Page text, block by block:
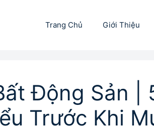
Trang Chủ Giới Thiệu
Động Sản |
Trước Khi